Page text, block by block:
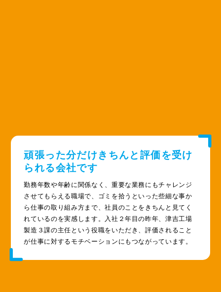
頑張った分だけきちんと評価を受け
られる会社です
勤務年数や年齢に関係なく、重要な業務にもチャレンジ
させてもらえる職場で、ゴミを拾うといった些細な事か
ら仕事の取り組み方まで、社員のことをきちんと見てく
れているのを実感します。入社２年目の昨年、津吉工場
製造３課の主任という役職をいただき、評価されること
が仕事に対するモチベーションにもつながっています。